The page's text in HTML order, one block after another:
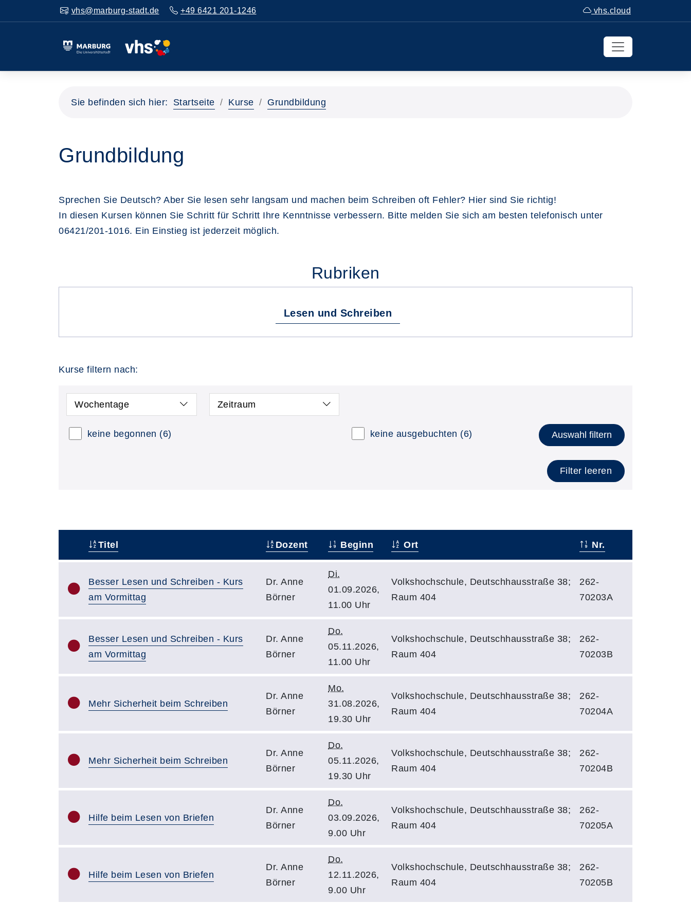
vhs@marburg-stadt.de +49 6421 201-1246 vhs.cloud
Sie befinden sich hier: Startseite Kurse Grundbildung
Grundbildung
Sprechen Sie Deutsch? Aber Sie lesen sehr langsam und machen beim Schreiben oft Fehler? Hier sind Sie richtig!
In diesen Kursen können Sie Schritt für Schritt Ihre Kenntnisse verbessern. Bitte melden Sie sich am besten telefonisch unter
06421/201-1016. Ein Einstieg ist jederzeit möglich.
Rubriken
Lesen und Schreiben
Kurse filtern nach:
Wochentage Zeitraum
keine begonnen (6) keine ausgebuchten (6) Auswahl filtern
Filter leeren
Titel Dozent Beginn Ort Nr.
Besser Lesen und Schreiben - Kurs
am Vormittag
Dr. Anne
Börner
Di.
01.09.2026,
11.00 Uhr
Volkshochschule, Deutschhausstraße 38;
Raum 404
262-
70203A
Besser Lesen und Schreiben - Kurs
am Vormittag
Dr. Anne
Börner
Do.
05.11.2026,
11.00 Uhr
Volkshochschule, Deutschhausstraße 38;
Raum 404
262-
70203B
Mehr Sicherheit beim Schreiben
Dr. Anne
Börner
Mo.
31.08.2026,
19.30 Uhr
Volkshochschule, Deutschhausstraße 38;
Raum 404
262-
70204A
Mehr Sicherheit beim Schreiben
Dr. Anne
Börner
Do.
05.11.2026,
19.30 Uhr
Volkshochschule, Deutschhausstraße 38;
Raum 404
262-
70204B
Hilfe beim Lesen von Briefen
Dr. Anne
Börner
Do.
03.09.2026,
9.00 Uhr
Volkshochschule, Deutschhausstraße 38;
Raum 404
262-
70205A
Hilfe beim Lesen von Briefen
Dr. Anne
Börner
Do.
12.11.2026,
9.00 Uhr
Volkshochschule, Deutschhausstraße 38;
Raum 404
262-
70205B